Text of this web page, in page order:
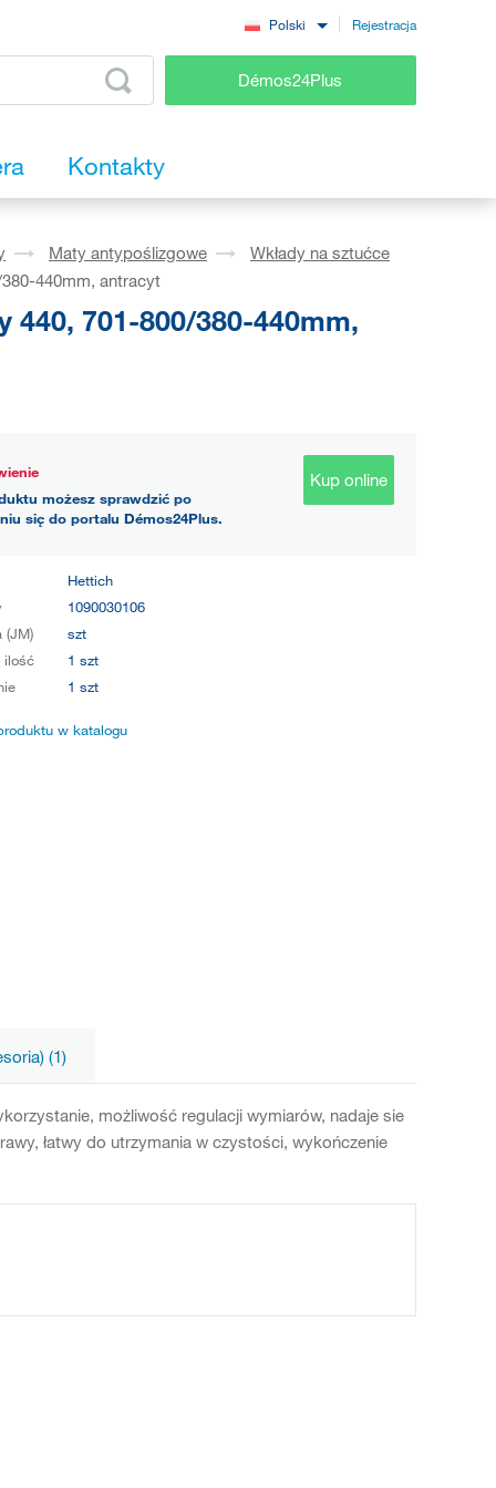
Polski Rejestracja
Démos24Plus
Kontakty
Maty antypoślizgowe
Wkłady na sztućce
440mm, antracyt
440, 701-800/380-440mm,
możesz sprawdzić po
się do portalu Démos24Plus.
Kup online
Hettich
1090030106
(JM)
szt
ilość
1 szt
1 szt
w katalogu
(1)
możliwość regulacji wymiarów, nadaje sie
łatwy do utrzymania w czystości, wykończenie